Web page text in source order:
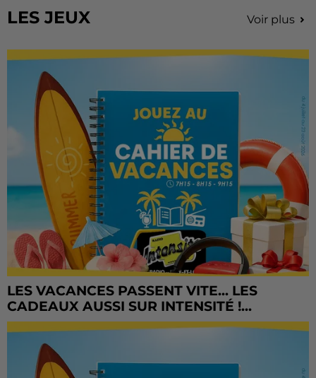
LES JEUX Voir plus
LES VACANCES PASSENT VITE... LES
CADEAUX AUSSI SUR INTENSITÉ !...